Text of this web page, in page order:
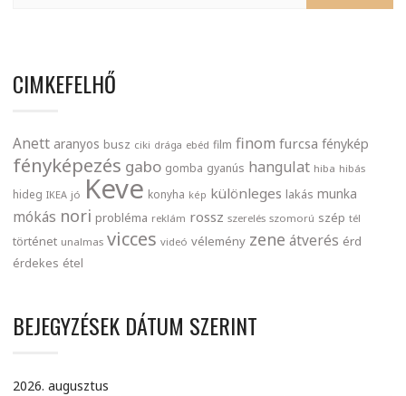
CIMKEFELHŐ
Anett aranyos busz ciki drága ebéd film finom furcsa fénykép
fényképezés gabo gomba gyanús hangulat hiba hibás
hideg IKEA jó Keve konyha kép különleges lakás munka
mókás nori probléma reklám rossz szerelés szomorú szép tél
történet unalmas vicces videó vélemény zene átverés érd
érdekes étel
BEJEGYZÉSEK DÁTUM SZERINT
2026. augusztus